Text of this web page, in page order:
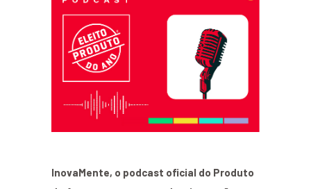
InovaMente, o podcast oficial do Produto